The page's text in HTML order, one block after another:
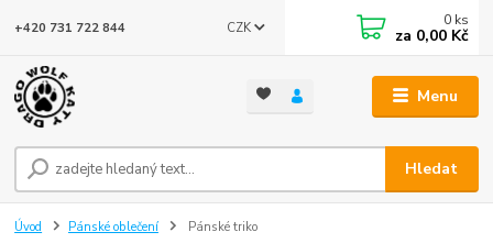
Menu
CZK
Hledat
+420 731 722 844 0 ks
za 0,00 Kč
Úvod Pánské oblečení Pánské triko